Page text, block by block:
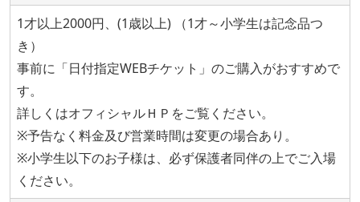
1才以上2000円、(1歳以上) （1才～小学生は記念品つ
き）
事前に「日付指定WEBチケット」のご購入がおすすめで
す。
詳しくはオフィシャルＨＰをご覧ください。
※予告なく料金及び営業時間は変更の場合あり。
※小学生以下のお子様は、必ず保護者同伴の上でご入場
ください。